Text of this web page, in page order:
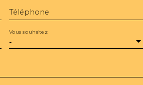
Téléphone
-
Vous souhaitez